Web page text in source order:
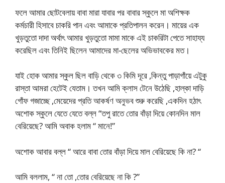
ফলে আমার ছোটবেলায় বাবা মারা যাবার পর বাবার স্কুলে মা অশিক্ষক
কর্মচারী হিসাবে চাকরি পান এবং আমাকে প্রতিপালন করেন। মায়ের এক
খুড়তুতো দাদা অর্থাৎ আমার খুড়তুতো মামা মাকে এই চাকরিটা পেতে সাহায্য
করেছিল এবং তিনিই ছিলেন আমাদের মা-ছেলের অভিভাবকের মত।
যাই হোক আমার স্কুল ছিল বাড়ি থেকে ৩ কিমি দূরে ,কিন্তু পাড়াগাঁয়ে এটুকু
রাস্তা আমরা হেটেই যেতাম। তখন আমি ক্লাস টেনে উঠেছি ,হাল্কা দাড়ি
গোঁফ গজাচ্ছে ,মেয়েদের প্রতি আকর্ষণ অনুভব শুরু করেছি ,একদিন হঠাৎ
অশোক স্কুলে যেতে যেতে বল্ল “তপু রাতে তোর বাঁড়া দিয়ে কোনদিন মাল
বেরিয়েছে? আমি অবাক হলাম “ মানে!”
অশোক আবার বল্ল “ আরে বাবা তোর বাঁড়া দিয়ে মাল বেরিয়েছে কি না? “
আমি বললাম, “ না তো ,তোর বেরিয়েছে না কি ?”